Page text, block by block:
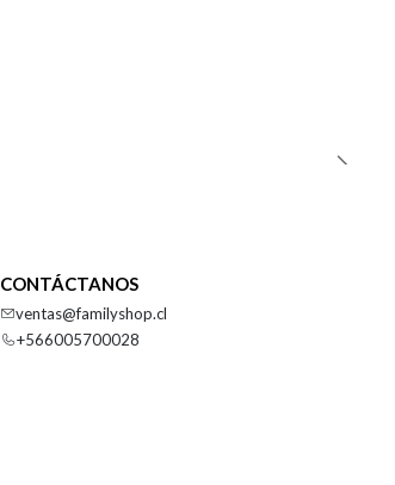
CONTÁCTANOS
ventas@familyshop.cl
+566005700028